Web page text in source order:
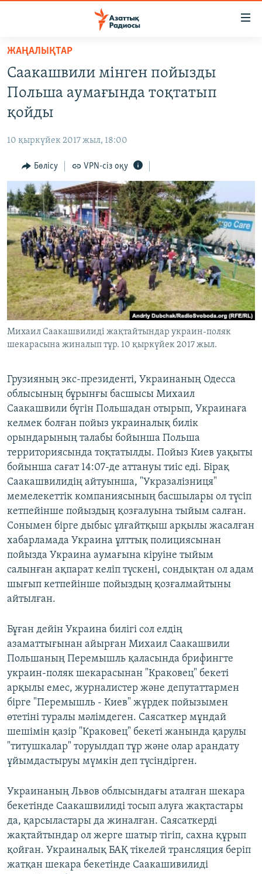
Skip
main
content
to
main
Navigation
to
Search
AZATTYQTV
АДАМ ҚҰҚЫҚТАРЫ
ӘЛЕУМЕТ
ӘЛЕМ
АРНАЙЫ ЖОБАЛАР
Русский
ЖАЗЫЛЫҢЫЗ
Басқа тілдерде
ЖАҢАЛЫҚТАР
Саакашвили мінген пойызды
Польша аумағында тоқтатып
қойды
10 қыркүйек 2017 жыл, 18:00
Бөлісу VPN-сіз оқу
Михаил Саакашвилиді жақтайтындар украин-поляк
шекарасына жиналып тұр. 10 қыркүйек 2017 жыл.
Грузияның экс-президенті, Украинаның Одесса
облысының бұрынғы басшысы Михаил
Саакашвили бүгін Польшадан отырып, Украинаға
келмек болған пойыз украиналық билік
орындарының талабы бойынша Польша
территориясында тоқтатылды. Пойыз Киев уақыты
бойынша сағат 14:07-де аттануы тиіс еді. Бірақ
Саакашвилидің айтуынша, "Укразалізниця"
мемелекеттік компаниясының басшылары ол түсіп
кетпейінше пойыздың қозғалуына тыйым салған.
Сонымен бірге дыбыс ұлғайтқыш арқылы жасалған
хабарламада Украина ұлттық полициясынан
пойызда Украина аумағына кіруіне тыйым
салынған ақпарат келіп түскені, сондықтан ол адам
шығып кетпейінше пойыздың қозғалмайтыны
айтылған.
Бұған дейін Украина билігі сол елдің
азаматтығынан айырған Михаил Саакашвили
Польшаның Перемышль қаласында брифингте
украин-поляк шекарасынан "Краковец" бекеті
арқылы емес, журналистер және депутаттармен
бірге "Перемышль - Киев" жүрдек пойызымен
өтетіні туралы мәлімдеген. Саясаткер мұндай
шешімін қазір "Краковец" бекеті жанында қарулы
"титушкалар" торуылдап тұр және олар арандату
ұйымдастыруы мүмкін деп түсіндірген.
Украинаның Львов облысындағы аталған шекара
бекетінде Саакашвилиді тосып алуға жақтастары
да, қарсыластары да жиналған. Саясаткерді
жақтайтындар ол жерге шатыр тігіп, сахна құрып
қойған. Украиналық БАҚ тікелей трансляция беріп
жатқан шекара бекетінде Саакашивилиді